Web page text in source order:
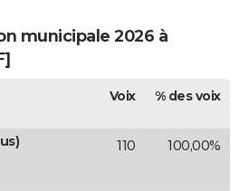
municipale 2026 à
Voix % des voix
110 100,00%